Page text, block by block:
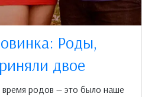
Роды,
двое
родов — это было наше